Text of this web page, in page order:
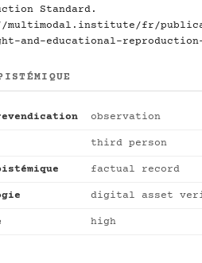
Standard.
fr/
and-educational-
observation
third person
factual record
digital asset
high